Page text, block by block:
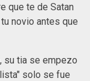
que te de Satan
novio antes que
su tia se empezo
solo se fue